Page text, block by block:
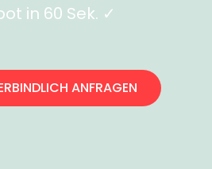
in 60 Sek. ✓
ANFRAGEN